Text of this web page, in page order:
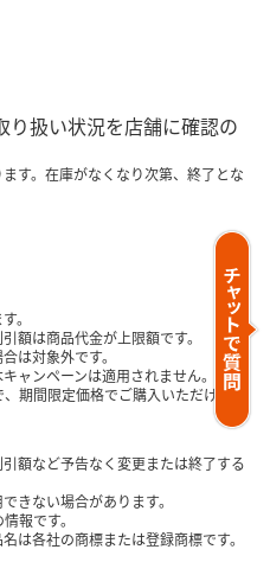
扱い状況を店舗に確認の
す。在庫がなくなり次第、終了とな
。
額は商品代金が上限額です。
は対象外です。
ャンペーンは適用されません。au
期間限定価格でご購入いただけるキ
額など予告なく変更または終了する
きない場合があります。
報です。
は各社の商標または登録商標です。